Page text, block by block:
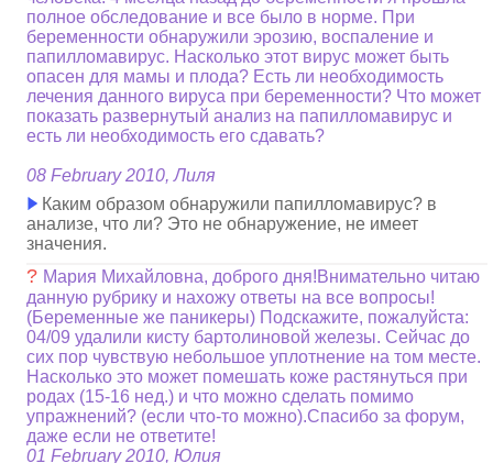
полное обследование и все было в норме. При
беременности обнаружили эрозию, воспаление и
папилломавирус. Насколько этот вирус может быть
опасен для мамы и плода? Есть ли необходимость
лечения данного вируса при беременности? Что может
показать развернутый анализ на папилломавирус и
есть ли необходимость его сдавать?
08 February 2010, Лиля
Каким образом обнаружили папилломавирус? в
анализе, что ли? Это не обнаружение, не имеет
значения.
? Мария Михайловна, доброго дня!Внимательно читаю
данную рубрику и нахожу ответы на все вопросы!
(Беременные же паникеры) Подскажите, пожалуйста:
04/09 удалили кисту бартолиновой железы. Сейчас до
сих пор чувствую небольшое уплотнение на том месте.
Насколько это может помешать коже растянуться при
родах (15-16 нед.) и что можно сделать помимо
упражнений? (если что-то можно).Спасибо за форум,
даже если не ответите!
01 February 2010, Юлия